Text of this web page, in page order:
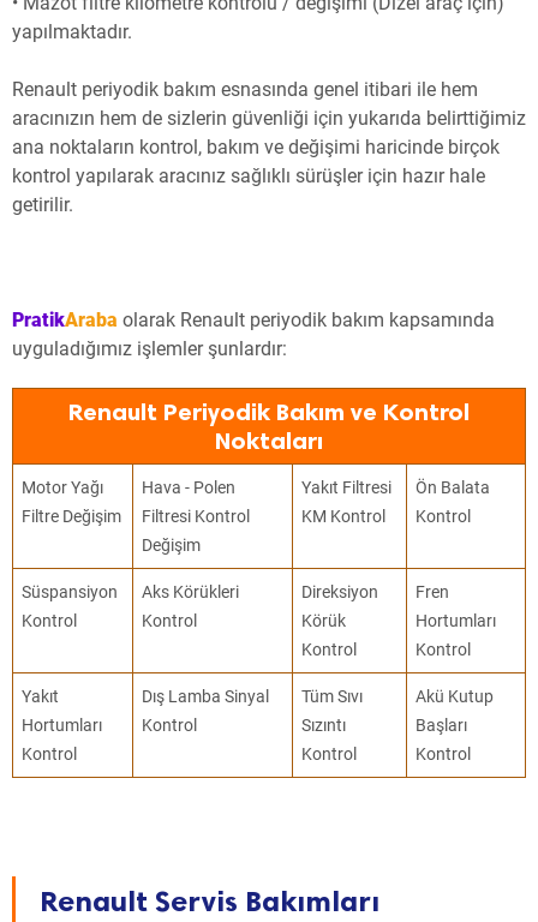
yapılmaktadır.
Renault periyodik bakım esnasında genel itibari ile hem
aracınızın hem de sizlerin güvenliği için yukarıda belirttiğimiz
ana noktaların kontrol, bakım ve değişimi haricinde birçok
kontrol yapılarak aracınız sağlıklı sürüşler için hazır hale
getirilir.
PratikAraba olarak Renault periyodik bakım kapsamında
uyguladığımız işlemler şunlardır:
Renault Periyodik Bakım ve Kontrol
Noktaları
Motor Yağı
Filtre Değişim
Hava - Polen
Filtresi Kontrol
Değişim
Yakıt Filtresi
KM Kontrol
Ön Balata
Kontrol
Süspansiyon
Kontrol
Aks Körükleri
Kontrol
Direksiyon
Körük
Kontrol
Fren
Hortumları
Kontrol
Yakıt
Hortumları
Kontrol
Dış Lamba Sinyal
Kontrol
Tüm Sıvı
Sızıntı
Kontrol
Akü Kutup
Başları
Kontrol
Renault Servis Bakımları